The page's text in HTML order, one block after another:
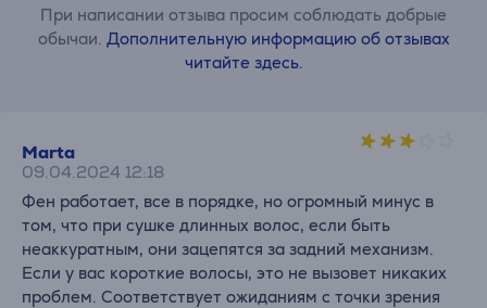
При написании отзыва просим соблюдать добрые
обычаи. Дополнительную информацию об отзывах
читайте здесь.
Marta
09.04.2024 12:18
Фен работает, все в порядке, но огромный минус в
том, что при сушке длинных волос, если быть
неаккуратным, они зацепятся за задний механизм.
Если у вас короткие волосы, это не вызовет никаких
проблем. Соответствует ожиданиям с точки зрения